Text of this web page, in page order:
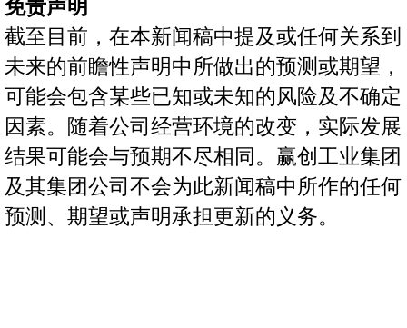
免责声明
截至目前，在本新闻稿中提及或任何关系到
未来的前瞻性声明中所做出的预测或期望，
可能会包含某些已知或未知的风险及不确定
因素。随着公司经营环境的改变，实际发展
结果可能会与预期不尽相同。赢创工业集团
及其集团公司不会为此新闻稿中所作的任何
预测、期望或声明承担更新的义务。